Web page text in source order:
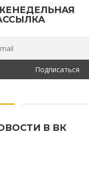
В ВК